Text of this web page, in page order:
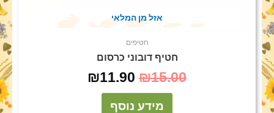
אזל מן המלאי
חטיפים
חטיף דובוני כרסום
₪15.00
₪11.90
מידע נוסף